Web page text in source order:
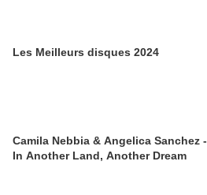
Les Meilleurs disques 2024
Camila Nebbia & Angelica Sanchez -
In Another Land, Another Dream